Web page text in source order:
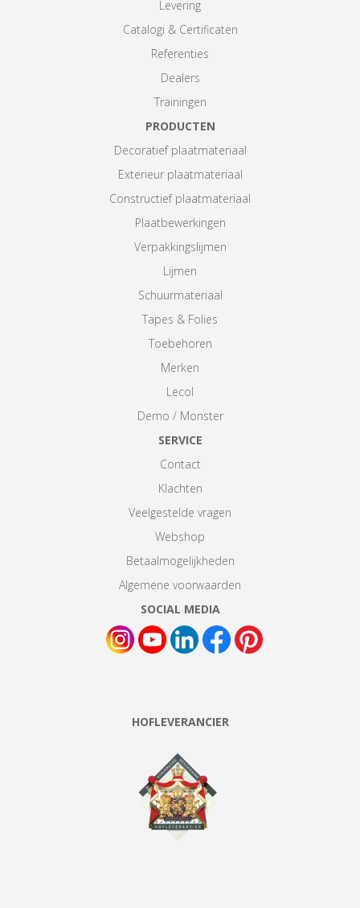
Levering
Catalogi & Certificaten
Referenties
Dealers
Trainingen
PRODUCTEN
Decoratief plaatmateriaal
Exterieur plaatmateriaal
Constructief plaatmateriaal
Plaatbewerkingen
Verpakkingslijmen
Lijmen
Schuurmateriaal
Tapes & Folies
Toebehoren
Merken
Lecol
Demo / Monster
SERVICE
Contact
Klachten
Veelgestelde vragen
Webshop
Betaalmogelijkheden
Algemene voorwaarden
SOCIAL MEDIA
HOFLEVERANCIER